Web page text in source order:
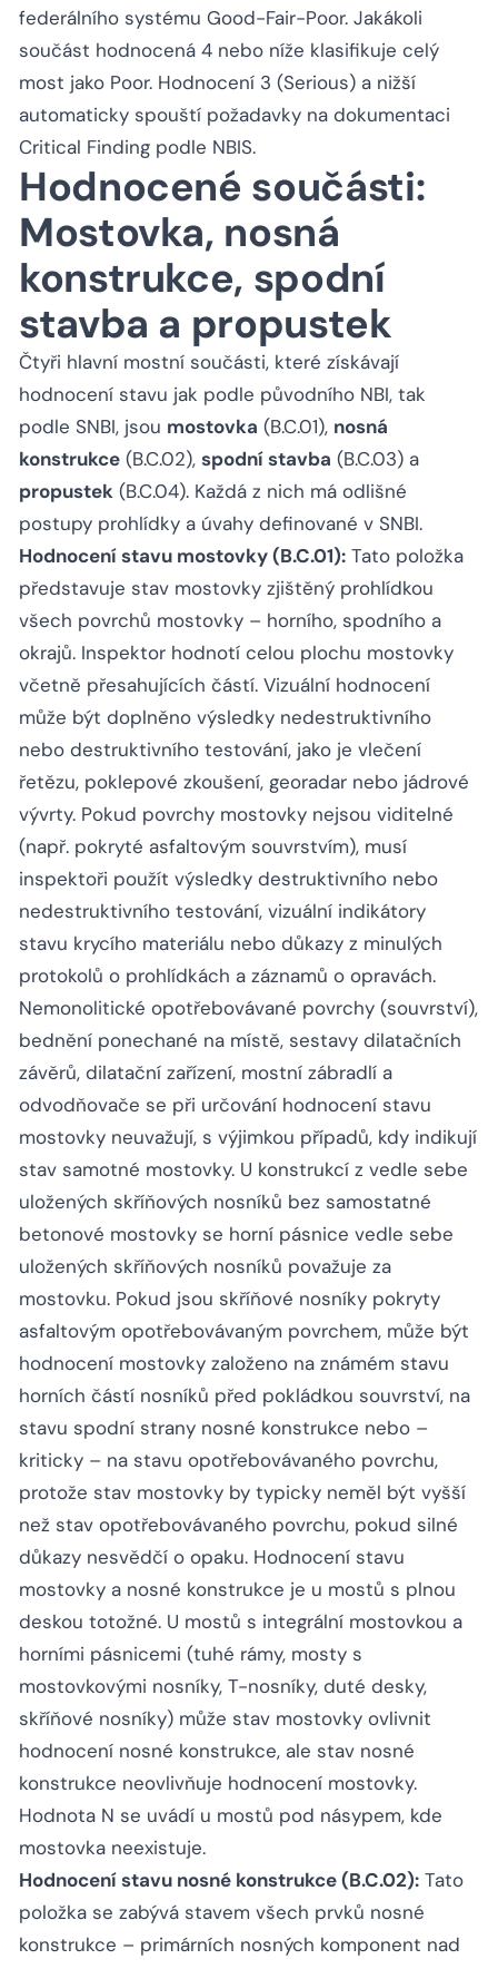
federálního systému Good-Fair-Poor. Jakákoli
součást hodnocená 4 nebo níže klasifikuje celý
most jako Poor. Hodnocení 3 (Serious) a nižší
automaticky spouští požadavky na dokumentaci
Critical Finding podle NBIS.
Hodnocené součásti:
Mostovka, nosná
konstrukce, spodní
stavba a propustek
Čtyři hlavní mostní součásti, které získávají
hodnocení stavu jak podle původního NBI, tak
podle SNBI, jsou mostovka (B.C.01), nosná
konstrukce (B.C.02), spodní stavba (B.C.03) a
propustek (B.C.04). Každá z nich má odlišné
postupy prohlídky a úvahy definované v SNBI.
Hodnocení stavu mostovky (B.C.01): Tato položka
představuje stav mostovky zjištěný prohlídkou
všech povrchů mostovky – horního, spodního a
okrajů. Inspektor hodnotí celou plochu mostovky
včetně přesahujících částí. Vizuální hodnocení
může být doplněno výsledky nedestruktivního
nebo destruktivního testování, jako je vlečení
řetězu, poklepové zkoušení, georadar nebo jádrové
vývrty. Pokud povrchy mostovky nejsou viditelné
(např. pokryté asfaltovým souvrstvím), musí
inspektoři použít výsledky destruktivního nebo
nedestruktivního testování, vizuální indikátory
stavu krycího materiálu nebo důkazy z minulých
protokolů o prohlídkách a záznamů o opravách.
Nemonolitické opotřebovávané povrchy (souvrství),
bednění ponechané na místě, sestavy dilatačních
závěrů, dilatační zařízení, mostní zábradlí a
odvodňovače se při určování hodnocení stavu
mostovky neuvažují, s výjimkou případů, kdy indikují
stav samotné mostovky. U konstrukcí z vedle sebe
uložených skříňových nosníků bez samostatné
betonové mostovky se horní pásnice vedle sebe
uložených skříňových nosníků považuje za
mostovku. Pokud jsou skříňové nosníky pokryty
asfaltovým opotřebovávaným povrchem, může být
hodnocení mostovky založeno na známém stavu
horních částí nosníků před pokládkou souvrství, na
stavu spodní strany nosné konstrukce nebo –
kriticky – na stavu opotřebovávaného povrchu,
protože stav mostovky by typicky neměl být vyšší
než stav opotřebovávaného povrchu, pokud silné
důkazy nesvědčí o opaku. Hodnocení stavu
mostovky a nosné konstrukce je u mostů s plnou
deskou totožné. U mostů s integrální mostovkou a
horními pásnicemi (tuhé rámy, mosty s
mostovkovými nosníky, T-nosníky, duté desky,
skříňové nosníky) může stav mostovky ovlivnit
hodnocení nosné konstrukce, ale stav nosné
konstrukce neovlivňuje hodnocení mostovky.
Hodnota N se uvádí u mostů pod násypem, kde
mostovka neexistuje.
Hodnocení stavu nosné konstrukce (B.C.02): Tato
položka se zabývá stavem všech prvků nosné
konstrukce – primárních nosných komponent nad